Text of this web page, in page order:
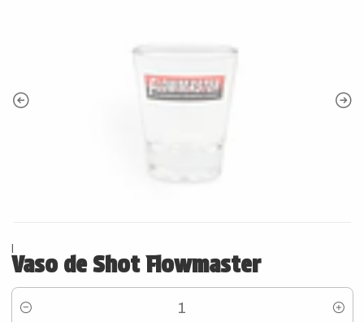
|
Vaso de Shot Flowmaster
Cantidad